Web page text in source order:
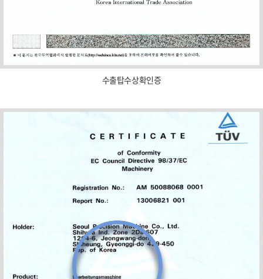
수출탑수상확인증